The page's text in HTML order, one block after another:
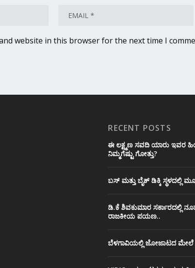
website in this browser for the next time I
RECENT POSTS
ಈ ಲಕ್ಷ್ಮಣ ಸವದಿ ಯಾರು ಇವರ
ನಿಮ್ಮಗೆಷ್ಟು ಗೋತ್ತು?
ಬಸ್ ಮತ್ತು ಬೈಕ್ ಡಿಕ್ಕಿ ಸ್ಥಳದಲ್ಲಿ
ಡಿ.ಕೆ ಶಿವಕುಮಾರ ಸರ್ಕಾರದಲ್ಲಿ
ರಾಜಕೀಯ ಪಯಣ..
ಬೆಳಗಾವಿಯಲ್ಲಿ ಜೋಜಾಟದ ಮೇಲೆ